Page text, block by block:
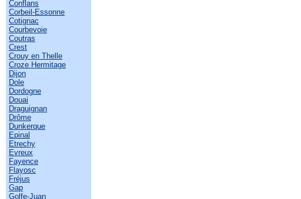
Conflans
Corbeil-Essonne
Cotignac
Courbevoie
Coutras
Crest
Crouy en Thelle
Croze Hermitage
Dijon
Dole
Dordogne
Douai
Draguignan
Drôme
Dunkerque
Epinal
Etrechy
Evreux
Fayence
Flayosc
Fréjus
Gap
Golfe-Juan